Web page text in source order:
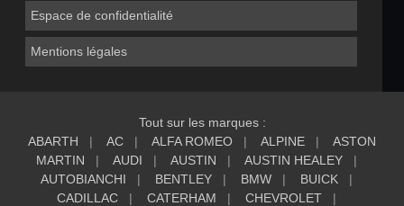
Espace de confidentialité
Mentions légales
Tout sur les marques :
ABARTH
AC ALFA ROMEO ALPINE
ASTON
MARTIN
AUDI AUSTIN
AUSTIN HEALEY
AUTOBIANCHI
BENTLEY BMW
BUICK
CADILLAC
CATERHAM
CHEVROLET